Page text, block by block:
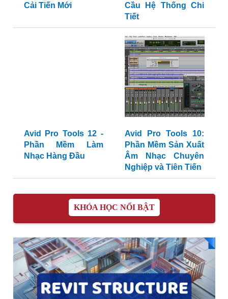
Cải Tiến Mới
Cầu Hệ Thống Chi
Tiết
Avid Pro Tools 12 -
Phần Mềm Làm
Nhạc Hàng Đầu
Avid Pro Tools 10:
Phần Mềm Sản Xuất
Âm Nhạc Chuyên
Nghiệp và Tiên Tiến
KHÓA HỌC NỔI BẬT